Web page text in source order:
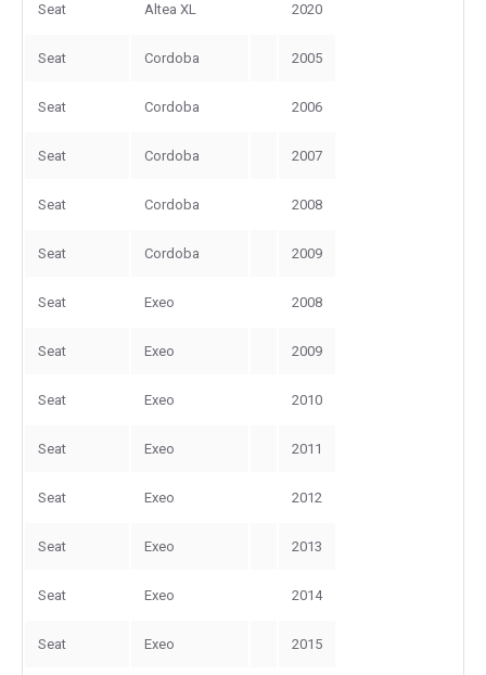
Seat Altea XL 2020
Seat Cordoba 2005
Seat Cordoba 2006
Seat Cordoba 2007
Seat Cordoba 2008
Seat Cordoba 2009
Seat Exeo 2008
Seat Exeo 2009
Seat Exeo 2010
Seat Exeo 2011
Seat Exeo 2012
Seat Exeo 2013
Seat Exeo 2014
Seat Exeo 2015